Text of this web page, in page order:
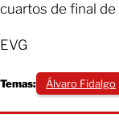
cuartos de final de
EVG
Temas: Álvaro Fidalgo